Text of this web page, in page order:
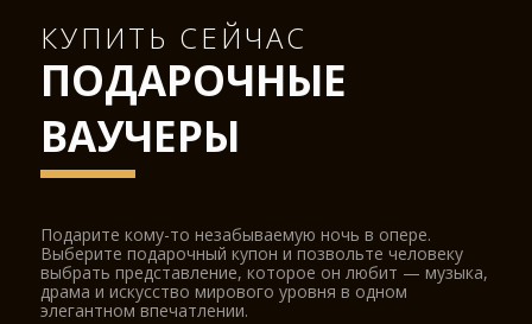
КУПИТЬ СЕЙЧАС
ПОДАРОЧНЫЕ
ВАУЧЕРЫ
Подарите кому-то незабываемую ночь в опере.
Выберите подарочный купон и позвольте человеку
выбрать представление, которое он любит — музыка,
драма и искусство мирового уровня в одном
элегантном впечатлении.